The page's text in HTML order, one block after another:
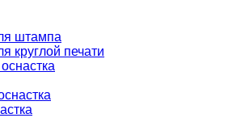
штампа
круглой печати